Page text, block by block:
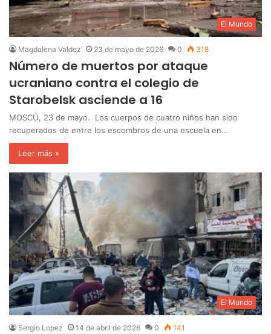
El Mundo
Magdalena Valdez 23 de mayo de 2026 0 318
Número de muertos por ataque
ucraniano contra el colegio de
Starobelsk asciende a 16
MOSCÚ, 23 de mayo. Los cuerpos de cuatro niños han sido
recuperados de entre los escombros de una escuela en…
Leer más »
El Mundo
Sergio Lopez 14 de abril de 2026 0 141